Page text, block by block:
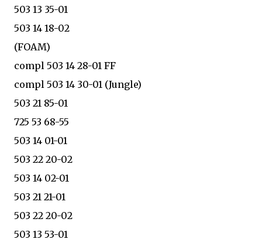
503 13 35-01
503 14 18-02
(FOAM)
compl 503 14 28-01 FF
compl 503 14 30-01 (Jungle)
503 21 85-01
725 53 68-55
503 14 01-01
503 22 20-02
503 14 02-01
503 21 21-01
503 22 20-02
503 13 53-01